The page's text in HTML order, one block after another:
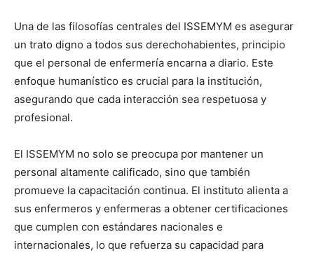
Una de las filosofías centrales del ISSEMYM es asegurar
un trato digno a todos sus derechohabientes, principio
que el personal de enfermería encarna a diario. Este
enfoque humanístico es crucial para la institución,
asegurando que cada interacción sea respetuosa y
profesional.
El ISSEMYM no solo se preocupa por mantener un
personal altamente calificado, sino que también
promueve la capacitación continua. El instituto alienta a
sus enfermeros y enfermeras a obtener certificaciones
que cumplen con estándares nacionales e
internacionales, lo que refuerza su capacidad para